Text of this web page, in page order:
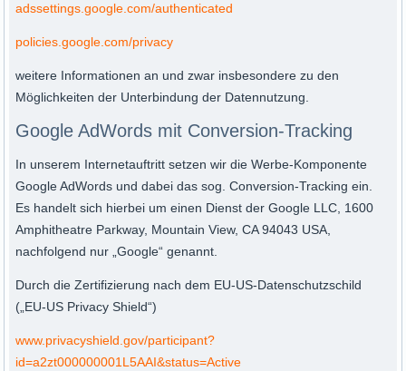
adssettings.google.com/authenticated
policies.google.com/privacy
weitere Informationen an und zwar insbesondere zu den
Möglichkeiten der Unterbindung der Datennutzung.
Google AdWords mit Conversion-Tracking
In unserem Internetauftritt setzen wir die Werbe-Komponente
Google AdWords und dabei das sog. Conversion-Tracking ein.
Es handelt sich hierbei um einen Dienst der Google LLC, 1600
Amphitheatre Parkway, Mountain View, CA 94043 USA,
nachfolgend nur „Google“ genannt.
Durch die Zertifizierung nach dem EU-US-Datenschutzschild
(„EU-US Privacy Shield“)
www.privacyshield.gov/participant?
id=a2zt000000001L5AAI&status=Active